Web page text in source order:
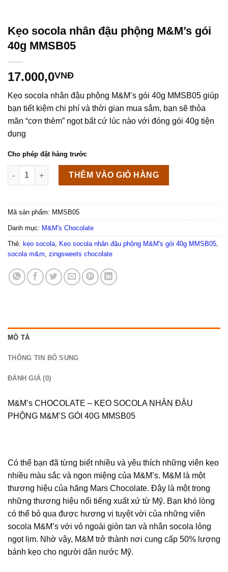
Kẹo socola nhân đậu phộng M&M’s gói
40g MMSB05
17.000,0VNĐ
Kẹo socola nhân đậu phộng M&M’s gói 40g MMSB05 giúp
bạn tiết kiệm chi phí và thời gian mua sắm, bạn sẽ thỏa
mãn “cơn thèm” ngọt bất cứ lúc nào với đóng gói 40g tiện
dụng
Cho phép đặt hàng trước
Kẹo socola nhân đậu phộng M&M's gói 40g MMSB05 số lượng
THÊM VÀO GIỎ HÀNG
Mã sản phẩm: MMSB05
Danh mục: M&M's Chocolate
Thẻ: kẹo socola, Kẹo socola nhân đậu phộng M&M's gói 40g MMSB05,
socola m&m, zingsweets chocolate
MÔ TẢ
THÔNG TIN BỔ SUNG
ĐÁNH GIÁ (0)
M&M’s CHOCOLATE – KẸO SOCOLA NHÂN ĐẬU
PHỘNG M&M’S GÓI 40G MMSB05
Có thể bạn đã từng biết nhiều và yêu thích những viên kẹo
nhiều màu sắc và ngon miệng của M&M’s. M&M là một
thương hiệu của hãng Mars Chocolate. Đây là một trong
những thương hiệu nổi tiếng xuất xứ từ Mỹ. Bạn khó lòng
có thể bỏ qua được hương vị tuyệt vời của những viên
socola M&M’s với vỏ ngoài giòn tan và nhân socola lỏng
ngọt lịm. Nhờ vậy, M&M trở thành nơi cung cấp 50% lượng
bánh kẹo cho người dân nước Mỹ.